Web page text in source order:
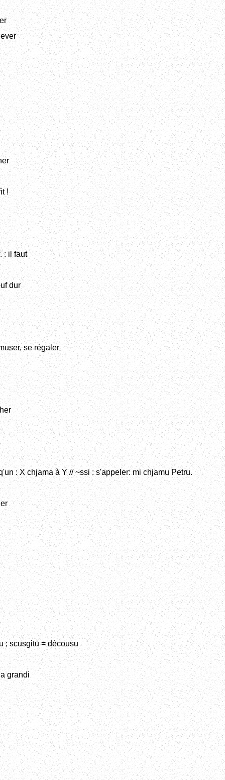
!
: il faut
dur
se régaler
: X chjama à Y // ~ssi : s'appeler: mi chjamu Petru.
; scusgitu = décousu
grandi